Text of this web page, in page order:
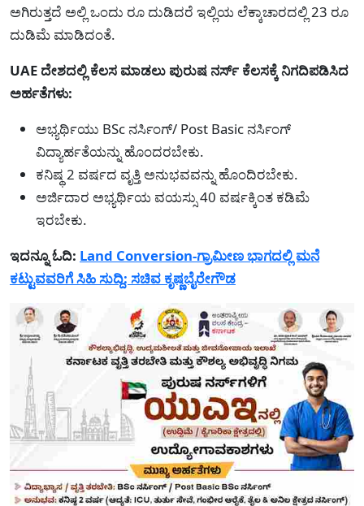
ಅಗಿರುತ್ತದೆ ಅಲ್ಲಿ ಒಂದು ರೂ ದುಡಿದರೆ ಇಲ್ಲಿಯ ಲೆಕ್ಕಾಚಾರದಲ್ಲಿ 23 ರೂ
ದುಡಿಮೆ ಮಾಡಿದಂತೆ.
UAE ದೇಶದಲ್ಲಿ ಕೆಲಸ ಮಾಡಲು ಪುರುಷ ನರ್ಸ್ ಕೆಲಸಕ್ಕೆ ನಿಗದಿಪಡಿಸಿದ
ಅರ್ಹತೆಗಳು:
ಅಭ್ಯರ್ಥಿಯು BSc ನರ್ಸಿಂಗ್/ Post Basic ನರ್ಸಿಂಗ್
ವಿದ್ಯಾರ್ಹತೆಯನ್ನು ಹೊಂದರಬೇಕು.
ಕನಿಷ್ಥ 2 ವರ್ಷದ ವೃತ್ತಿ ಅನುಭವವನ್ನು ಹೊಂದಿರಬೇಕು.
ಅರ್ಜಿದಾರ ಅಭ್ಯರ್ಥಿಯ ವಯಸ್ಸು 40 ವರ್ಷಕ್ಕಿಂತ ಕಡಿಮೆ
ಇರಬೇಕು.
ಇದನ್ನೂ ಓದಿ: Land Conversion-ಗ್ರಾಮೀಣ ಭಾಗದಲ್ಲಿ ಮನೆ
ಕಟ್ಟುವವರಿಗೆ ಸಿಹಿ ಸುದ್ದಿ: ಸಚಿವ ಕೃಷ್ಣಬೈರೇಗೌಡ